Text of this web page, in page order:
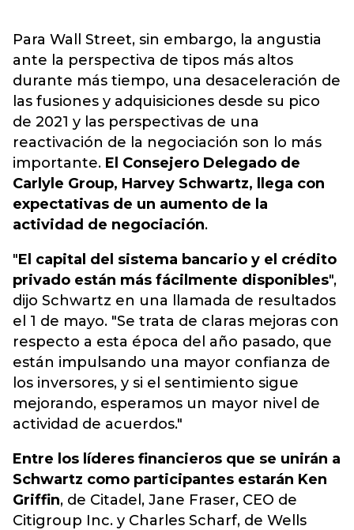
Para Wall Street, sin embargo, la angustia
ante la perspectiva de tipos más altos
durante más tiempo, una desaceleración de
las fusiones y adquisiciones desde su pico
de 2021 y las perspectivas de una
reactivación de la negociación son lo más
importante. El Consejero Delegado de
Carlyle Group, Harvey Schwartz, llega con
expectativas de un aumento de la
actividad de negociación.
"El capital del sistema bancario y el crédito
privado están más fácilmente disponibles",
dijo Schwartz en una llamada de resultados
el 1 de mayo. "Se trata de claras mejoras con
respecto a esta época del año pasado, que
están impulsando una mayor confianza de
los inversores, y si el sentimiento sigue
mejorando, esperamos un mayor nivel de
actividad de acuerdos."
Entre los líderes financieros que se unirán a
Schwartz como participantes estarán Ken
Griffin, de Citadel, Jane Fraser, CEO de
Citigroup Inc. y Charles Scharf, de Wells